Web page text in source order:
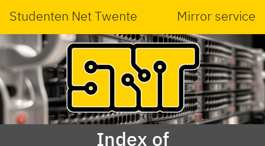
Studenten Net Twente Mirror service
Index of